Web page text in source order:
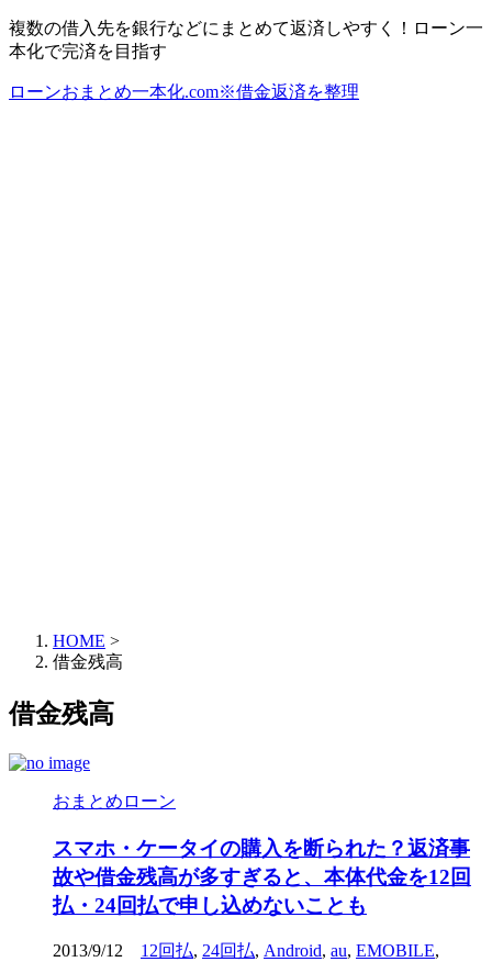
複数の借入先を銀行などにまとめて返済しやすく！ローン一
本化で完済を目指す
ローンおまとめ一本化.com※借金返済を整理
HOME >
借金残高
借金残高
おまとめローン
スマホ・ケータイの購入を断られた？返済事
故や借金残高が多すぎると、本体代金を12回
払・24回払で申し込めないことも
2013/9/12 12回払, 24回払, Android, au, EMOBILE,